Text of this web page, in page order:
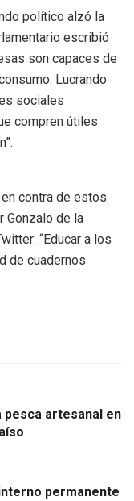
político alzó la
escribió
son capaces de
Lucrando
sociales
compren útiles
contra de estos
Gonzalo de la
“Educar a los
de cuadernos
pesca artesanal en
permanente